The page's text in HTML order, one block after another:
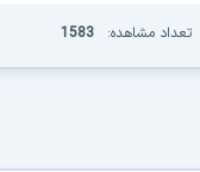
تعداد مشاهده: 1583